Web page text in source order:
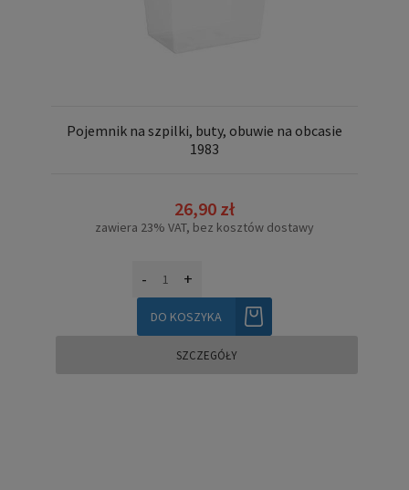
Pojemnik na szpilki, buty, obuwie na obcasie
1983
26,90 zł
zawiera 23% VAT, bez kosztów dostawy
- +
DO KOSZYKA
SZCZEGÓŁY